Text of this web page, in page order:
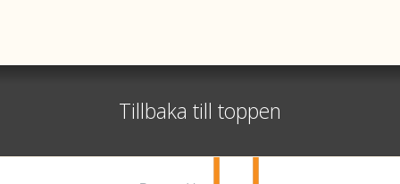
Telefon+46 8 50380670
Org nr 556479-2983
Tillbaka till toppen